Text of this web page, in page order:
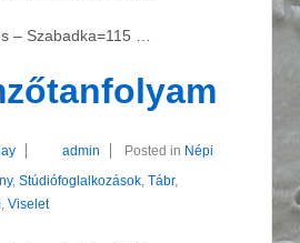
– Szabadka=115 …
admin Posted in Népi
, Stúdiófoglalkozások, Tábr,
, Viselet